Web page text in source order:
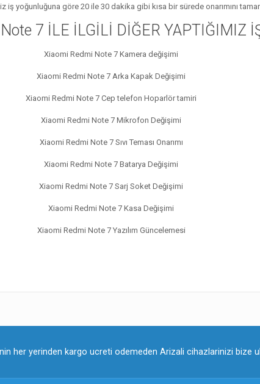
iş yoğunluğuna göre 20 ile 30 dakika gibi kısa bir sürede onarımını
7 İLE İLGİLİ DİĞER YAPTIĞIMIZ
Xiaomi Redmi Note 7 Kamera değişimi
Xiaomi Redmi Note 7 Arka Kapak Değişimi
Xiaomi Redmi Note 7 Cep telefon Hoparlör tamiri
Xiaomi Redmi Note 7 Mikrofon Değişimi
Xiaomi Redmi Note 7 Sıvı Teması Onarımı
Xiaomi Redmi Note 7 Batarya Değişimi
Xiaomi Redmi Note 7 Sarj Soket Değişimi
Xiaomi Redmi Note 7 Kasa Değişimi
Xiaomi Redmi Note 7 Yazılım Güncelemesi
her yerinden kargo ucreti odemeden Arizali cihazlarinizi bize